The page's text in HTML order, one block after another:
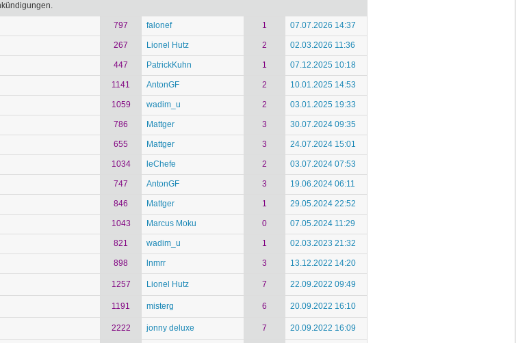
797 falonef 1 07.07.2026 14:37
267 Lionel Hutz 2 02.03.2026 11:36
447 PatrickKuhn 1 07.12.2025 10:18
1141 AntonGF 2 10.01.2025 14:53
1059 wadim_u 2 03.01.2025 19:33
786 Mattger 3 30.07.2024 09:35
655 Mattger 3 24.07.2024 15:01
1034 leChefe 2 03.07.2024 07:53
747 AntonGF 3 19.06.2024 06:11
846 Mattger 1 29.05.2024 22:52
1043 Marcus Moku 0 07.05.2024 11:29
821 wadim_u 1 02.03.2023 21:32
898 lnmrr 3 13.12.2022 14:20
1257 Lionel Hutz 7 22.09.2022 09:49
1191 misterg 6 20.09.2022 16:10
2222 jonny deluxe 7 20.09.2022 16:09